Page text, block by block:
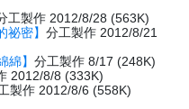
工製作 2012/8/28 (563K)
祕密】分工製作 2012/8/21
綿】分工製作 8/17 (248K)
2012/8/8 (333K)
製作 2012/8/6 (558K)